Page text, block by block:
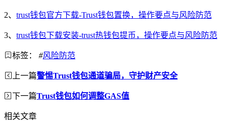
2、 trust钱包官方下载-Trust钱包置换，操作要点与风险防范
3、 trust钱包下载安装-trust热钱包提币，操作要点与风险防范
标签： #风险防范
上一篇警惕Trust钱包通道骗局，守护财产安全
下一篇Trust钱包如何调整GAS值
相关文章